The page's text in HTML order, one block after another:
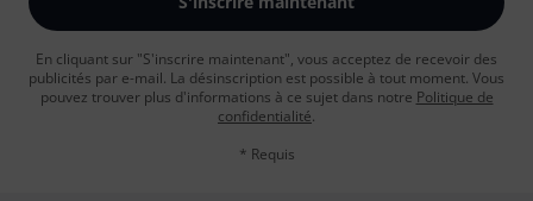
En cliquant sur "S'inscrire maintenant", vous acceptez de recevoir des
publicités par e-mail. La désinscription est possible à tout moment. Vous
pouvez trouver plus d'informations à ce sujet dans notre Politique de
confidentialité.
* Requis